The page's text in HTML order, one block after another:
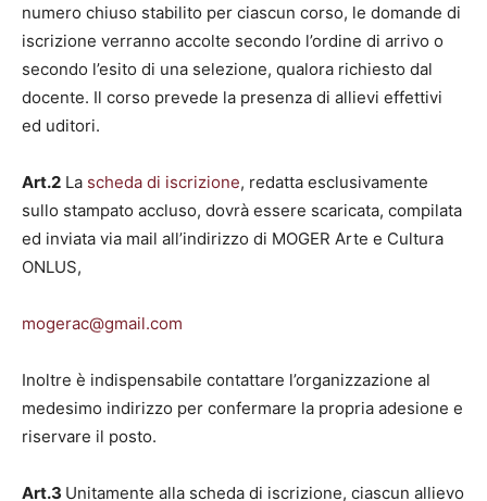
numero chiuso stabilito per ciascun corso, le domande di
iscrizione verranno accolte secondo l’ordine di arrivo o
secondo l’esito di una selezione, qualora richiesto dal
docente. Il corso prevede la presenza di allievi effettivi
ed uditori.
Art.2 La scheda di iscrizione, redatta esclusivamente
sullo stampato accluso, dovrà essere scaricata, compilata
ed inviata via mail all’indirizzo di MOGER Arte e Cultura
ONLUS,
mogerac@gmail.com
Inoltre è indispensabile contattare l’organizzazione al
medesimo indirizzo per confermare la propria adesione e
riservare il posto.
Art.3 Unitamente alla scheda di iscrizione, ciascun allievo